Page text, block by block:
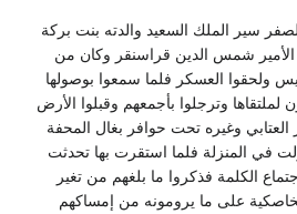
سير الملك السعيد والدته بنت بركة
شمس الدين قراسنقر وكان من
ولحقوا العسكر فلما سمعوا بوصولها
لملتقاها وترجلوا بأجمعهم وقبلوا الأرض
العتابي وغيره تحت حوافر بغال المحفة
في المنزلة فلما استقرت بها تحدثت
الكلمة فذكروا ما بلغهم من تغير
على ما يرومونه من إمساكهم